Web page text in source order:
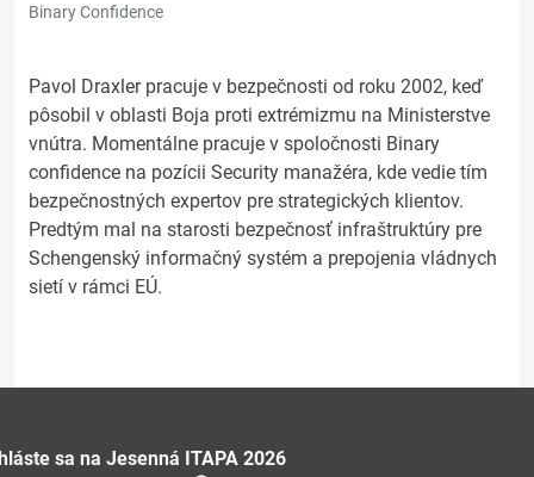
Binary Confidence
Pavol Draxler pracuje v bezpečnosti od roku 2002, keď
pôsobil v oblasti Boja proti extrémizmu na Ministerstve
vnútra. Momentálne pracuje v spoločnosti Binary
confidence na pozícii Security manažéra, kde vedie tím
bezpečnostných expertov pre strategických klientov.
Predtým mal na starosti bezpečnosť infraštruktúry pre
Schengenský informačný systém a prepojenia vládnych
sietí v rámci EÚ.
sa na Jesenná ITAPA 2026